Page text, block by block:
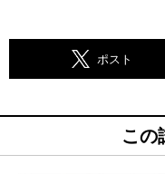
ポスト
この